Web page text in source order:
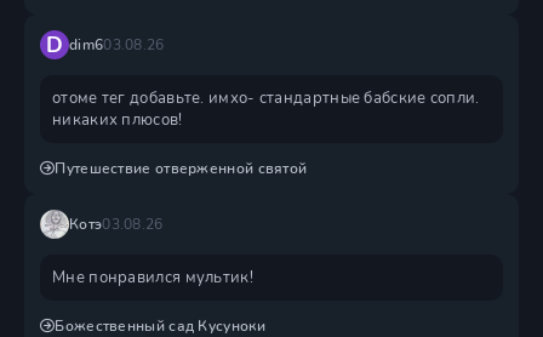
D dim603.08.26
отоме тег добавьте. имхо- стандартные бабские сопли.
никаких плюсов!
Путешествие отверженной святой
Котэ03.08.26
Мне понравился мультик!
Божественный сад Кусуноки